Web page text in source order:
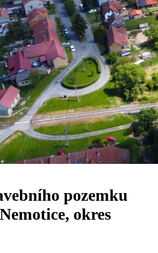
pozemku
okres